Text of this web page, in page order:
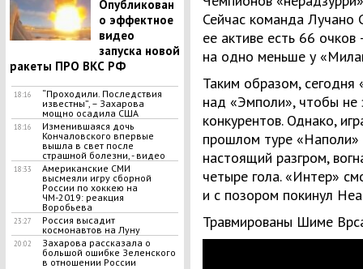
Опубликован
о эффектное
видео
запуска новой
ракеты ПРО ВКС РФ
18:16
“Проходили. Последствия
известны”, – Захарова
мощно осадила США
18:16
Изменившаяся дочь
Кончаловского впервые
вышла в свет после
страшной болезни, - видео
18:33
Американские СМИ
высмеяли игру сборной
России по хоккею на
ЧМ-2019: реакция
Воробьева
23:27
Россия высадит
космонавтов на Луну
20:02
Захарова рассказала о
большой ошибке Зеленского
в отношении России
Сейчас команда Лучано
ее активе есть 66
на одно меньше у
Таким образом,
над «Эмполи», чтобы не
конкурентов. Однако,
прошлом туре «Наполи»
настоящий разгром,
четыре гола. «Интер»
и с позором покинул
Травмированы Шиме